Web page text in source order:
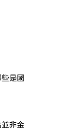
是國
非金